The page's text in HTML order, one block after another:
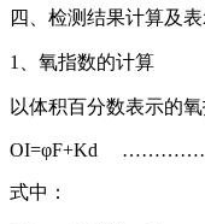
四、检测结果计算及
1、氧指数的计算
以体积百分数表示的
OI=φF+Kd
式中：